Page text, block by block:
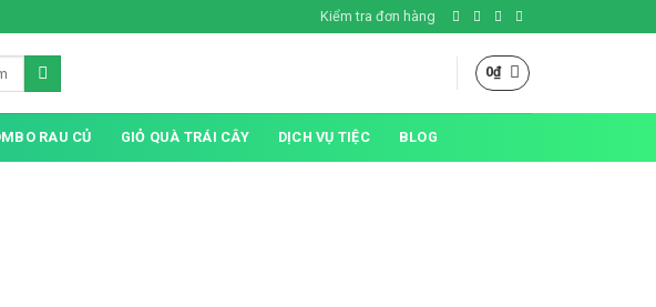
Kiểm tra đơn hàng
0₫
RAU CỦ GIỎ QUÀ TRÁI CÂY DỊCH VỤ TIỆC BLOG